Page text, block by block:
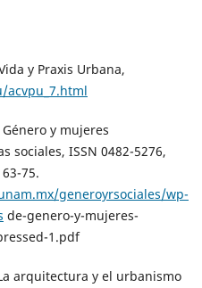
y Praxis Urbana,
y mujeres
sociales, ISSN 0482-5276,
75.
generoyrsociales/wp-
de-genero-y-mujeres-
1.pdf
arquitectura y el urbanismo